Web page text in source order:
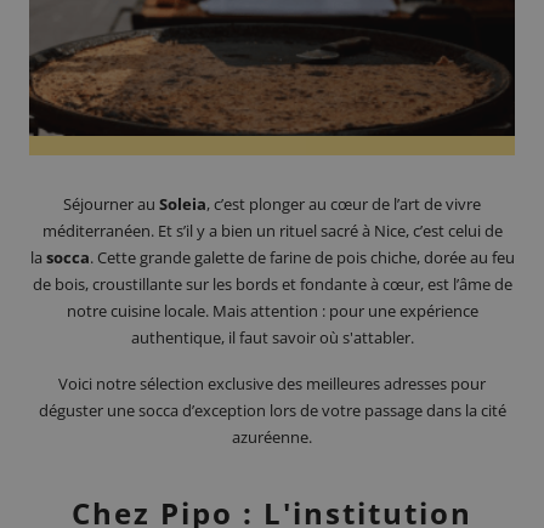
Séjourner au Soleia, c’est plonger au cœur de l’art de vivre
méditerranéen. Et s’il y a bien un rituel sacré à Nice, c’est celui de
la socca. Cette grande galette de farine de pois chiche, dorée au feu
de bois, croustillante sur les bords et fondante à cœur, est l’âme de
notre cuisine locale. Mais attention : pour une expérience
authentique, il faut savoir où s'attabler.
Voici notre sélection exclusive des meilleures adresses pour
déguster une socca d’exception lors de votre passage dans la cité
azuréenne.
Chez Pipo : L'institution